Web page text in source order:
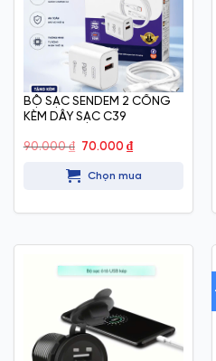
BỘ SẠC SENDEM 2 CỔNG
KÈM DÂY SẠC C39
90.000₫ Giá
là:
90.000 ₫.
70.000 ₫Giá
là:
Chọn mua